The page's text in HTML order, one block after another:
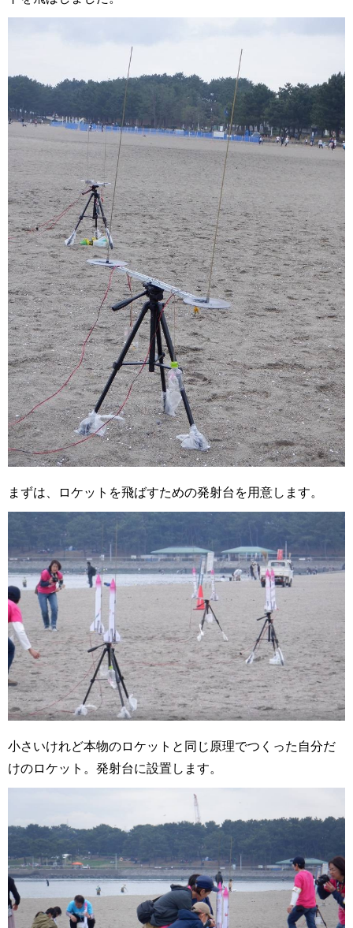
まずは、ロケットを飛ばすための発射台を用意します。
小さいけれど本物のロケットと同じ原理でつくった自分だ
けのロケット。発射台に設置します。